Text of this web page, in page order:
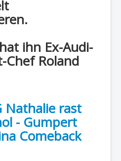
ihn Ex-Audi-
Roland
Nathalie rast
- Gumpert
Comeback